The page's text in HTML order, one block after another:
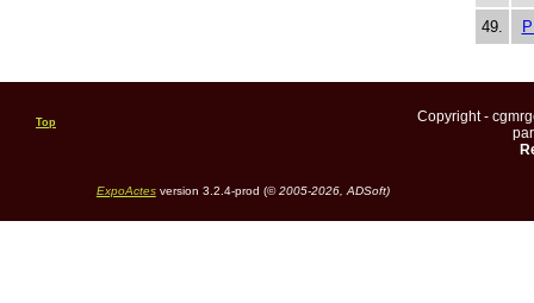
49.
Top
Copyright -
ExpoActesversion 3.2.4-prod (©2005-2026, ADSoft)